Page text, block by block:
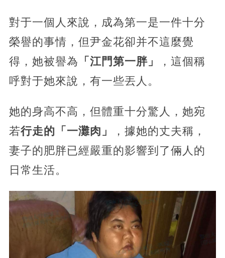
對于一個人來說，成為第一是一件十分
榮譽的事情，但尹金花卻并不這麼覺
得，她被譽為 「江門第一胖」
，這個稱
呼對于她來說，有一些丟人。
她的身高不高，但體重十分驚人，她宛
若行走的「一灘肉」
，據她的丈夫稱，
妻子的肥胖已經嚴重的影響到了倆人的
日常生活。